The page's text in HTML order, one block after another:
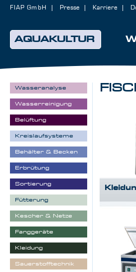
AQUAKULTUR
FIAP GmbH Presse Karriere
Wasseranalyse
Wasserreinigung
Belüftung
Kreislaufsysteme
Behälter & Becken
Erbrütung
Sortierung
Fütterung
Kescher & Netze
Fanggeräte
Kleidung
Sauerstofftechnik